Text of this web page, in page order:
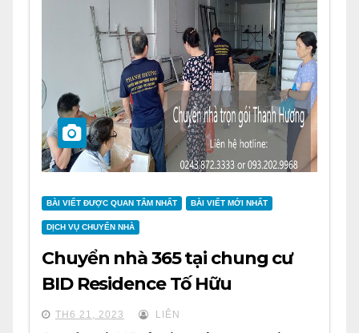
BÀI VIẾT ĐƯỢC QUAN TÂM NHẤT BÀI VIẾT MỚI NHẤT
DỊCH VỤ CHUYỂN NHÀ
Chuyển nhà 365 tại chung cư
BID Residence Tố Hữu
TH6 21, 2023 LIÊN